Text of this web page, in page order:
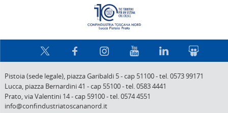
Pistoia (sede legale), piazza Garibaldi 5-cap 51100-tel. 0573 99171
Lucca, piazza Bernardini 41 -cap 55100-tel. 0583 4441
Prato,via Valentini 14-cap 59100-tel. 0574 4551
info@confindustriatoscananord.it